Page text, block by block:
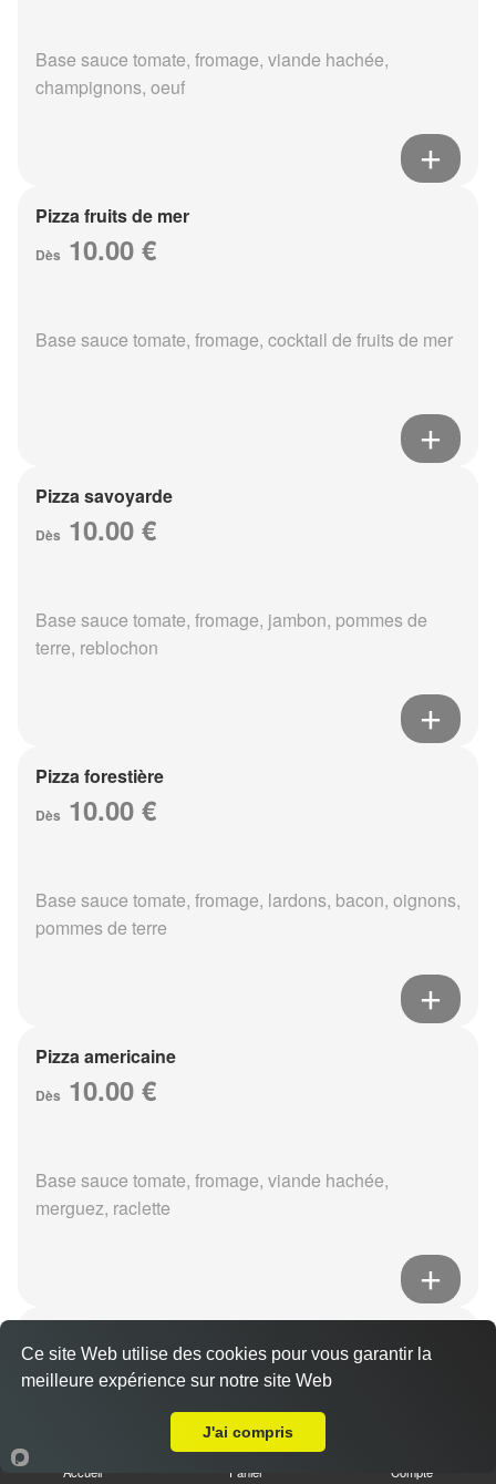
Base sauce tomate, fromage, viande hachée,
champignons, oeuf
Pizza fruits de mer
Dès 10.00 €
Base sauce tomate, fromage, cocktail de fruits de mer
Pizza savoyarde
Dès 10.00 €
Base sauce tomate, fromage, jambon, pommes de
terre, reblochon
Pizza forestière
Dès 10.00 €
Base sauce tomate, fromage, lardons, bacon, oignons,
pommes de terre
Pizza americaine
Dès 10.00 €
Base sauce tomate, fromage, viande hachée,
merguez, raclette
Dès10.00 €
Base sauce tomate, fromage, viande hachée, boursin,
Accueil Panier Compte
Ce site Web utilise des cookies pour vous garantir la
meilleure expérience sur notre site Web
J'ai compris